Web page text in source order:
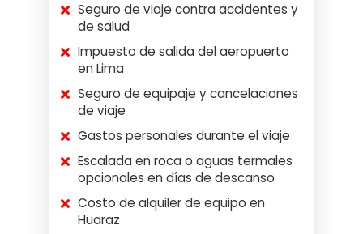
Seguro de viaje contra accidentes y
de salud
Impuesto de salida del aeropuerto
en Lima
Seguro de equipaje y cancelaciones
de viaje
Gastos personales durante el viaje
Escalada en roca o aguas termales
opcionales en días de descanso
Costo de alquiler de equipo en
Huaraz